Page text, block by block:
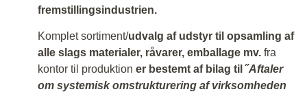
fremstillingsindustrien.
Komplet sortiment/udvalg af udstyr til opsamling af
alle slags materialer, råvarer, emballage mv. fra
kontor til produktion er bestemt af bilag til ˝Aftaler
om systemisk omstrukturering af virksomheden